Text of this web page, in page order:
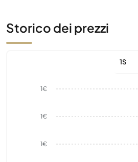
Storico dei prezzi
1S
1€
1€
1€